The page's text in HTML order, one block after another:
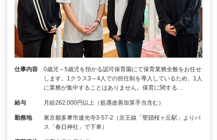
仕事内容
0歳児～5歳児を預かる認可保育園にて保育業務全般をお任せ
します。1クラス3～4人での担任制を導入しているため、1人
に業務が集中することはありません。保育に関する…
給与 月給262,000円以上（処遇改善加算手当含む）
勤務地
東京都多摩市連光寺3-57-2（京王線「聖蹟桜ヶ丘駅」よりバ
ス「春日神社」で下車）